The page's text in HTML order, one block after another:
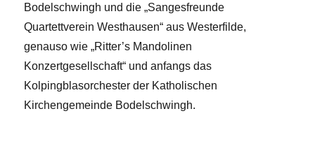
Bodelschwingh und die „Sangesfreunde
Quartettverein Westhausen“ aus Westerfilde,
genauso wie „Ritter’s Mandolinen
Konzertgesellschaft“ und anfangs das
Kolpingblasorchester der Katholischen
Kirchengemeinde Bodelschwingh.